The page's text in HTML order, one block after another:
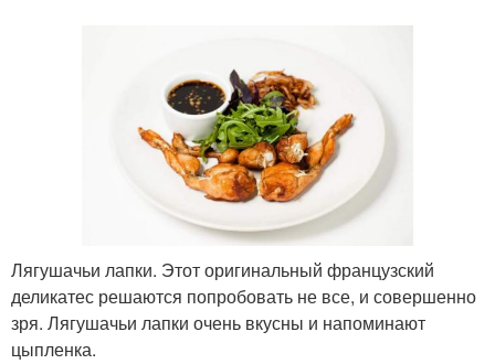
Лягушачьи лапки. Этот оригинальный французский
деликатес решаются попробовать не все, и совершенно
зря. Лягушачьи лапки очень вкусны и напоминают
цыпленка.